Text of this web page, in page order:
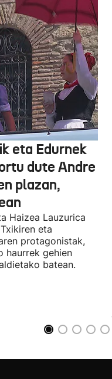
eta Edurnek
dute Andre
plazan,
Haizea Lauzurica
eta
protagonistak,
haurrek gehien
batean.